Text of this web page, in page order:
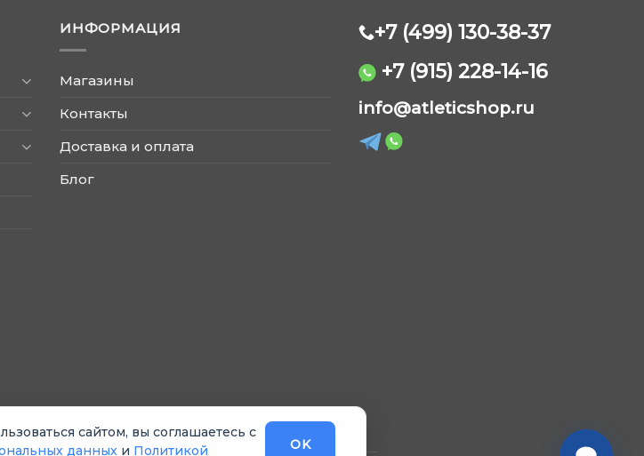
ИНФОРМАЦИЯ
Магазины
Контакты
Доставка и оплата
Блог
+7 (499) 130-38-37
+7 (915) 228-14-16
info@atleticshop.ru
сайтом, вы соглашаетесь с
данных и Политикой OK
Обычно отвечаем быстро